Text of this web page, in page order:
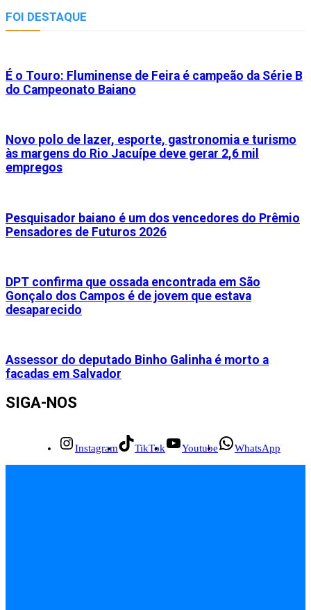
FOI DESTAQUE
É o Touro: Fluminense de Feira é campeão da Série B
do Campeonato Baiano
Novo polo de lazer, esporte, gastronomia e turismo
às margens do Rio Jacuípe deve gerar 2,6 mil
empregos
Pesquisador baiano é um dos vencedores do Prêmio
Pensadores de Futuros 2026
DPT confirma que ossada encontrada em São
Gonçalo dos Campos é de jovem que estava
desaparecido
Assessor do deputado Binho Galinha é morto a
facadas em Salvador
SIGA-NOS
Instagram TikTok Youtube WhatsApp